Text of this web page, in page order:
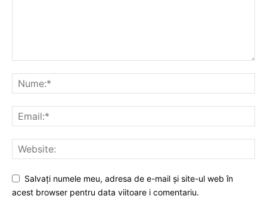
Salvați numele meu, adresa de e-mail și site-ul web în
acest browser pentru data viitoare i comentariu.